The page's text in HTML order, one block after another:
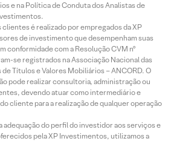
e na Política de Conduta dos Analistas de
é realizado por empregados da XP
de investimento que desempenham suas
conformidade com a Resolução CVM nº
se registrados na Associação Nacional das
Títulos e Valores Mobiliários – ANCORD. O
pode realizar consultoria, administração ou
devendo atuar como intermediário e
cliente para a realização de qualquer operação
adequação do perfil do investidor aos serviços e
pela XP Investimentos, utilizamos a